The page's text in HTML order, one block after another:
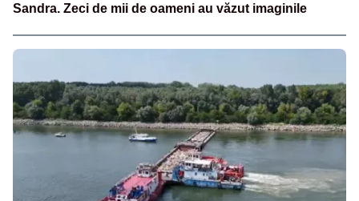
Sandra. Zeci de mii de oameni au văzut imaginile